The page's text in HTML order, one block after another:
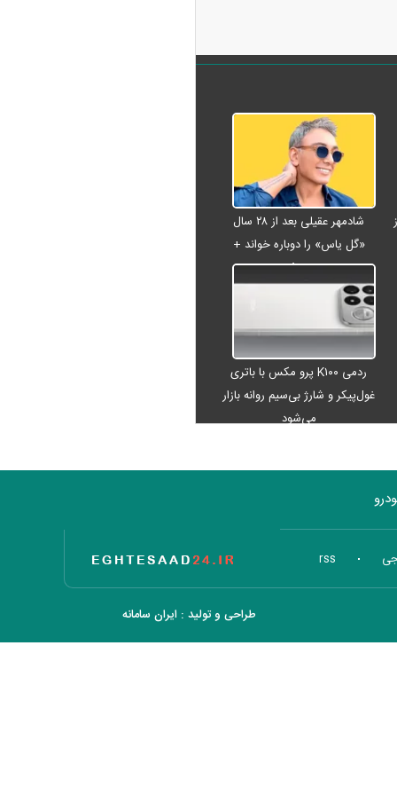
شادمهر عقیلی بعد از ۲۸ سال
«گل یاس» را دوباره خواند +
ویدئو
ردمی K۱۰۰ پرو مکس با باتری
غول‌پیکر و شارژ بی‌سیم روانه بازار
می‌شود
تاریخ اقتصادrss
طراحی و تولید : ایران سامانه